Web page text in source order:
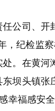
司、开
，纪检监
。在黄
坝头镇
幸福感安